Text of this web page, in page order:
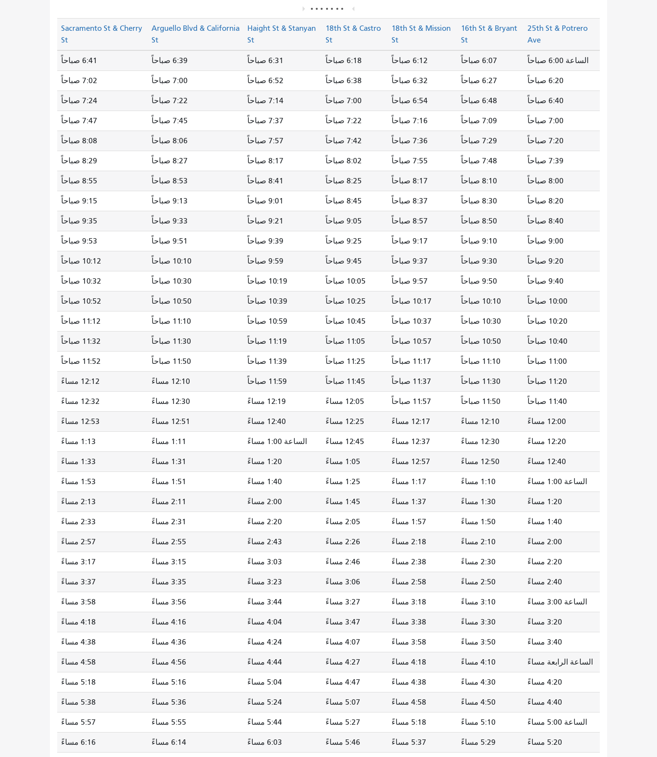
25th St & Potrero
Ave
16th St & Bryant
St
18th St & Mission
St
18th St & Castro
St
Haight St & Stanyan
St
Arguello Blvd & California
St
Sacramento St & Cherry
St
الساعة 6:00 صباحاً 6:07 صباحاً 6:12 صباحاً 6:18 صباحاً 6:31 صباحاً 6:39 صباحاً 6:41 صباحاً
6:20 صباحاً 6:27 صباحاً 6:32 صباحاً 6:38 صباحاً 6:52 صباحاً 7:00 صباحاً 7:02 صباحاً
6:40 صباحاً 6:48 صباحاً 6:54 صباحاً 7:00 صباحاً 7:14 صباحاً 7:22 صباحاً 7:24 صباحاً
7:00 صباحاً 7:09 صباحاً 7:16 صباحاً 7:22 صباحاً 7:37 صباحاً 7:45 صباحاً 7:47 صباحاً
7:20 صباحاً 7:29 صباحاً 7:36 صباحاً 7:42 صباحاً 7:57 صباحاً 8:06 صباحاً 8:08 صباحاً
7:39 صباحاً 7:48 صباحاً 7:55 صباحاً 8:02 صباحاً 8:17 صباحاً 8:27 صباحاً 8:29 صباحاً
8:00 صباحاً 8:10 صباحاً 8:17 صباحاً 8:25 صباحاً 8:41 صباحاً 8:53 صباحاً 8:55 صباحاً
8:20 صباحاً 8:30 صباحاً 8:37 صباحاً 8:45 صباحاً 9:01 صباحاً 9:13 صباحاً 9:15 صباحاً
8:40 صباحاً 8:50 صباحاً 8:57 صباحاً 9:05 صباحاً 9:21 صباحاً 9:33 صباحاً 9:35 صباحاً
9:00 صباحاً 9:10 صباحاً 9:17 صباحاً 9:25 صباحاً 9:39 صباحاً 9:51 صباحاً 9:53 صباحاً
9:20 صباحاً 9:30 صباحاً 9:37 صباحاً 9:45 صباحاً 9:59 صباحاً 10:10 صباحاً 10:12 صباحاً
9:40 صباحاً 9:50 صباحاً 9:57 صباحاً 10:05 صباحاً 10:19 صباحاً 10:30 صباحاً 10:32 صباحاً
10:00 صباحاً 10:10 صباحاً 10:17 صباحاً 10:25 صباحاً 10:39 صباحاً 10:50 صباحاً 10:52 صباحاً
10:20 صباحاً 10:30 صباحاً 10:37 صباحاً 10:45 صباحاً 10:59 صباحاً 11:10 صباحاً 11:12 صباحاً
10:40 صباحاً 10:50 صباحاً 10:57 صباحاً 11:05 صباحاً 11:19 صباحاً 11:30 صباحاً 11:32 صباحاً
11:00 صباحاً 11:10 صباحاً 11:17 صباحاً 11:25 صباحاً 11:39 صباحاً 11:50 صباحاً 11:52 صباحاً
11:20 صباحاً 11:30 صباحاً 11:37 صباحاً 11:45 صباحاً 11:59 صباحاً 12:10 مساءً 12:12 مساءً
11:40 صباحاً 11:50 صباحاً 11:57 صباحاً 12:05 مساءً 12:19 مساءً 12:30 مساءً 12:32 مساءً
12:00 مساءً 12:10 مساءً 12:17 مساءً 12:25 مساءً 12:40 مساءً 12:51 مساءً 12:53 مساءً
12:20 مساءً 12:30 مساءً 12:37 مساءً 12:45 مساءً الساعة 1:00 مساءً 1:11 مساءً 1:13 مساءً
12:40 مساءً 12:50 مساءً 12:57 مساءً 1:05 مساءً 1:20 مساءً 1:31 مساءً 1:33 مساءً
الساعة 1:00 مساءً 1:10 مساءً 1:17 مساءً 1:25 مساءً 1:40 مساءً 1:51 مساءً 1:53 مساءً
1:20 مساءً 1:30 مساءً 1:37 مساءً 1:45 مساءً 2:00 مساءً 2:11 مساءً 2:13 مساءً
1:40 مساءً 1:50 مساءً 1:57 مساءً 2:05 مساءً 2:20 مساءً 2:31 مساءً 2:33 مساءً
2:00 مساءً 2:10 مساءً 2:18 مساءً 2:26 مساءً 2:43 مساءً 2:55 مساءً 2:57 مساءً
2:20 مساءً 2:30 مساءً 2:38 مساءً 2:46 مساءً 3:03 مساءً 3:15 مساءً 3:17 مساءً
2:40 مساءً 2:50 مساءً 2:58 مساءً 3:06 مساءً 3:23 مساءً 3:35 مساءً 3:37 مساءً
الساعة 3:00 مساءً 3:10 مساءً 3:18 مساءً 3:27 مساءً 3:44 مساءً 3:56 مساءً 3:58 مساءً
3:20 مساءً 3:30 مساءً 3:38 مساءً 3:47 مساءً 4:04 مساءً 4:16 مساءً 4:18 مساءً
3:40 مساءً 3:50 مساءً 3:58 مساءً 4:07 مساءً 4:24 مساءً 4:36 مساءً 4:38 مساءً
الساعة الرابعة مساءً 4:10 مساءً 4:18 مساءً 4:27 مساءً 4:44 مساءً 4:56 مساءً 4:58 مساءً
4:20 مساءً 4:30 مساءً 4:38 مساءً 4:47 مساءً 5:04 مساءً 5:16 مساءً 5:18 مساءً
4:40 مساءً 4:50 مساءً 4:58 مساءً 5:07 مساءً 5:24 مساءً 5:36 مساءً 5:38 مساءً
الساعة 5:00 مساءً 5:10 مساءً 5:18 مساءً 5:27 مساءً 5:44 مساءً 5:55 مساءً 5:57 مساءً
5:20 مساءً 5:29 مساءً 5:37 مساءً 5:46 مساءً 6:03 مساءً 6:14 مساءً 6:16 مساءً